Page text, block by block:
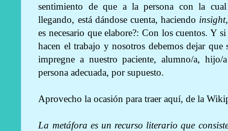
sentimiento de que a la persona con la
llegando, está dándose cuenta, haciendo insight
es necesario que elabore?: Con los cuentos. Y
hacen el trabajo y nosotros debemos dejar
impregne a nuestro paciente, alumno/a,
persona adecuada, por supuesto.
Aprovecho la ocasión para traer aquí, de la
La metáfora es un recurso literario que